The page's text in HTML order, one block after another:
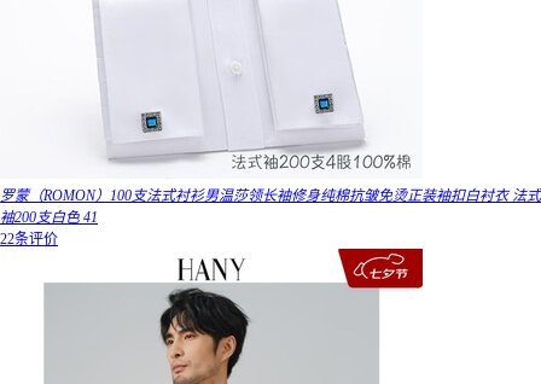
罗蒙（ROMON）100支法式衬衫男温莎领长袖修身纯棉抗皱免烫正装袖扣白衬衣 法式
袖200支白色 41
22条评价